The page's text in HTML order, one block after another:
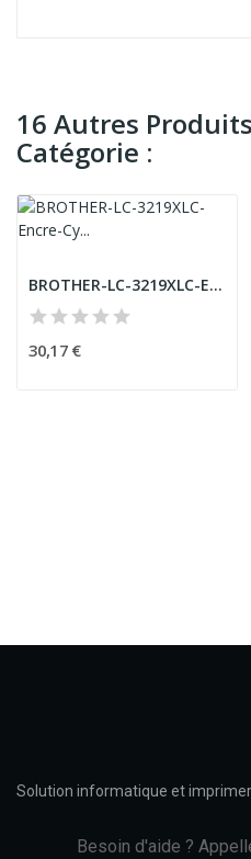
16 Autres
Catégorie :
BROTHER-LC-3219XLC-Encre-Cyan-(1500-pages)
30,17 €
Solution informatique et
Besoin d'aide ?